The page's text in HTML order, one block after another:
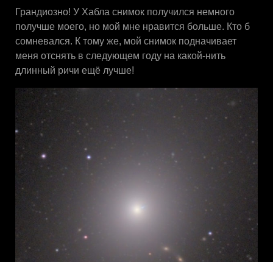
Грандиозно! У Хабла снимок получился немного
получше моего, но мой мне нравится больше. Кто б
сомневался. К тому же, мой снимок подначивает
меня отснять в следующем году на какой-нить
длинный ричи ещё лучше!